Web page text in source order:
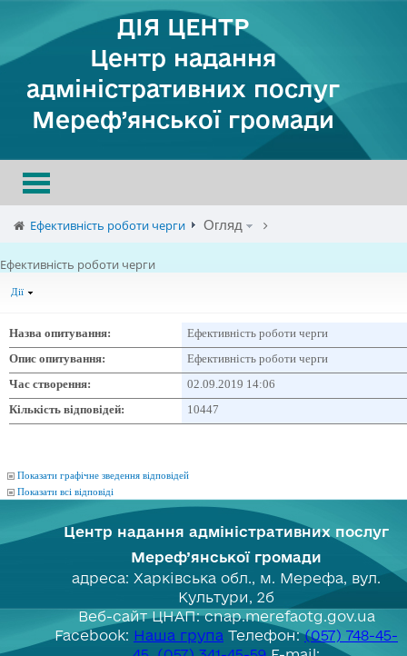
ДІЯ ЦЕНТР
Центр надання
адміністративних послуг
Мереф’янської громади
Toggle
navigation
Ефективність роботи черги
Огляд
Ефективність роботи черги
Дії
Назва опитування:
Ефективність роботи черги
Опис опитування:
Ефективність роботи черги
Час створення:
02.09.2019 14:06
Кількість відповідей:
10447
Показати графічне зведення відповідей
Показати всі відповіді
Центр надання адміністративних послуг
Мереф’янської громади
адреса: Харківська обл., м. Мерефа, вул.
Культури, 2б
Веб-сайт ЦНАП: cnap.merefaotg.gov.ua
Facebook: Наша група Телефон:(057) 748-45-